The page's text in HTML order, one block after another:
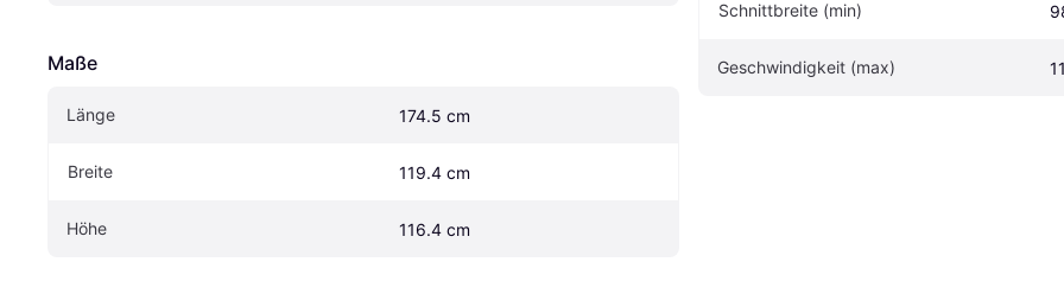
Maße
Länge 174.5 cm
Breite 119.4 cm
Höhe 116.4 cm
Schnittbreite (min)
Geschwindigkeit (max)